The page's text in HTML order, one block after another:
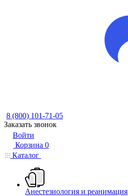
8 (800) 101-71-05
Заказать звонок
Войти
Корзина 0
Каталог
Анестезиология и реанимация